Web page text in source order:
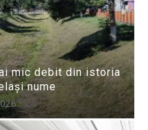
mic debit din istoria
nume